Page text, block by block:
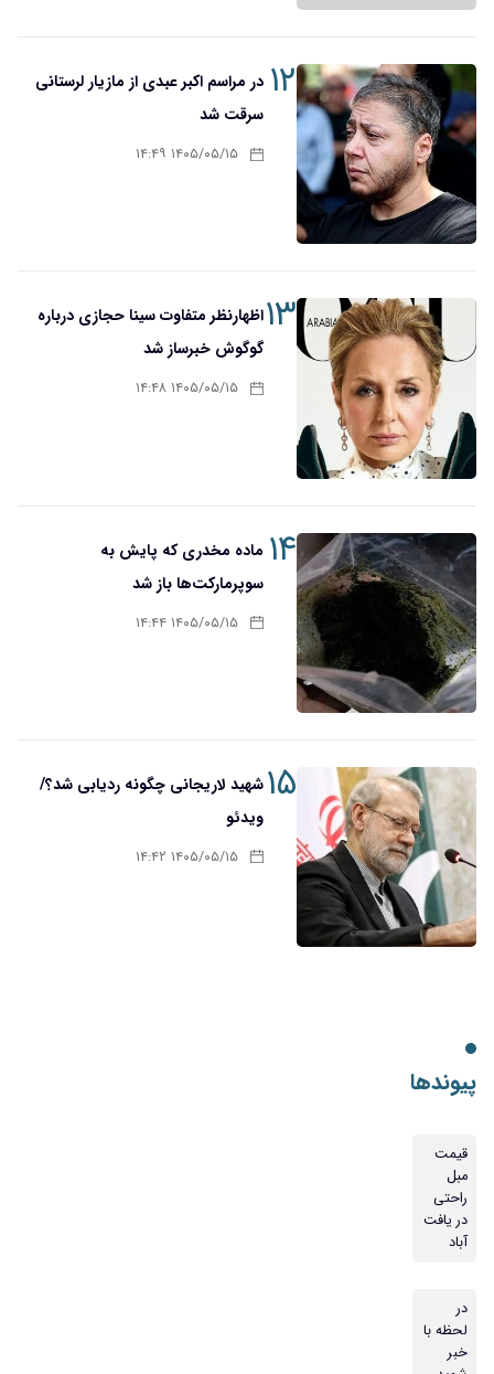
۱۲ در مراسم اکبر عبدی از مازیار لرستانی
سرقت شد
۱۴۰۵/۰۵/۱۵ ۱۴:۴۹
۱۳اظهارنظر متفاوت سینا حجازی درباره
گوگوش خبرساز شد
۱۴۰۵/۰۵/۱۵ ۱۴:۴۸
۱۴ ماده مخدری که پایش به
سوپرمارکت‌ها باز شد
۱۴۰۵/۰۵/۱۵ ۱۴:۴۴
۱۵شهید لاریجانی چگونه ردیابی شد؟/
ویدئو
۱۴۰۵/۰۵/۱۵ ۱۴:۴۲
پیوندها
قیمت
مبل
راحتی
در یافت
آباد
در
لحظه با
خبر